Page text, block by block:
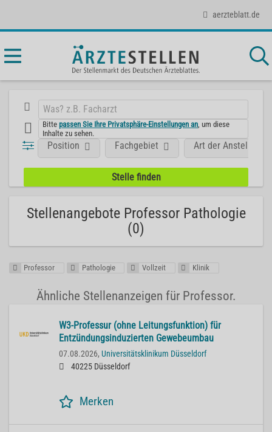
aerzteblatt.de
Bittepassen Sie Ihre Privatsphäre-Einstellungen an , um diese
Inhalte zu sehen.
Position Fachgebiet Art der Anstellung
Stellenangebote Professor Pathologie
(0)
Professor Pathologie Vollzeit Klinik
Ähnliche Stellenanzeigen für Professor.
W3-Professur (ohne Leitungsfunktion) für
Entzündungsinduzierten Gewebeumbau
07.08.2026, Universitätsklinikum Düsseldorf
40225 Düsseldorf
Merken